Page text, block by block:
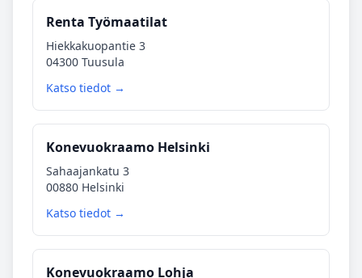
Renta Työmaatilat
Hiekkakuopantie 3
04300 Tuusula
Katso tiedot →
Konevuokraamo Helsinki
Sahaajankatu 3
00880 Helsinki
Katso tiedot →
Konevuokraamo Lohja